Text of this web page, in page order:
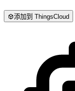
添加到 ThingsCloud